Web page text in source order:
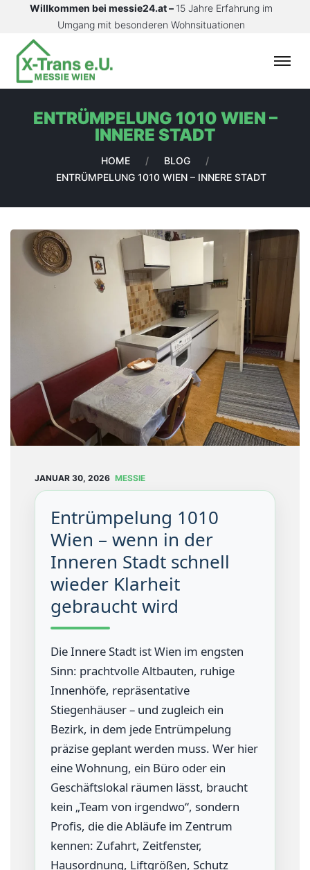
Willkommen bei messie24.at – 15 Jahre Erfahrung im
Umgang mit besonderen Wohnsituationen
S
T
L
ENTRÜMPELUNG 1010 WIEN –
INNERE STADT
HOME / BLOG
/
ENTRÜMPELUNG 1010 WIEN – INNERE STADT
JANUAR 30, 2026 MESSIE
Entrümpelung 1010
Wien – wenn in der
Inneren Stadt schnell
wieder Klarheit
gebraucht wird
Die Innere Stadt ist Wien im engsten
Sinn: prachtvolle Altbauten, ruhige
Innenhöfe, repräsentative
Stiegenhäuser – und zugleich ein
Bezirk, in dem jede Entrümpelung
präzise geplant werden muss. Wer hier
eine Wohnung, ein Büro oder ein
Geschäftslokal räumen lässt, braucht
kein „Team von irgendwo“, sondern
Profis, die die Abläufe im Zentrum
kennen: Zufahrt, Zeitfenster,
Hausordnung, Liftgrößen, Schutz